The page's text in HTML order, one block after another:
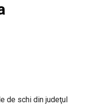
de schi din judeţul